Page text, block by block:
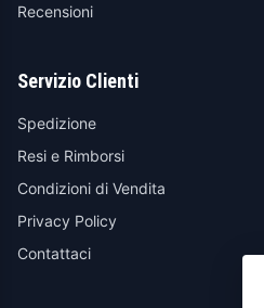
Recensioni
Servizio Clienti
Spedizione
Resi e Rimborsi
Condizioni di Vendita
Privacy Policy
Contattaci